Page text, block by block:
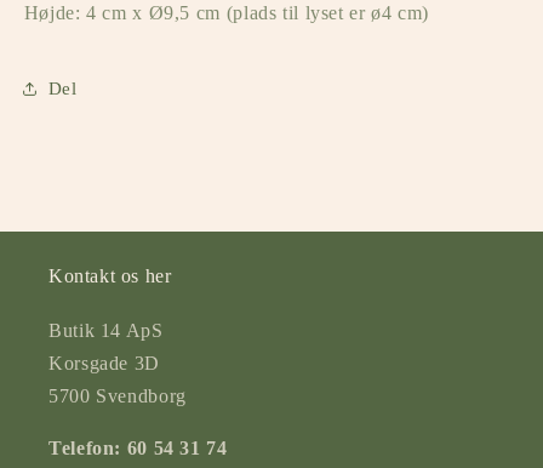
Højde: 4 cm x Ø9,5 cm (plads til lyset er ø4 cm)
Del
Kontakt os her
Butik 14 ApS
Korsgade 3D
5700 Svendborg
Telefon: 60 54 31 74